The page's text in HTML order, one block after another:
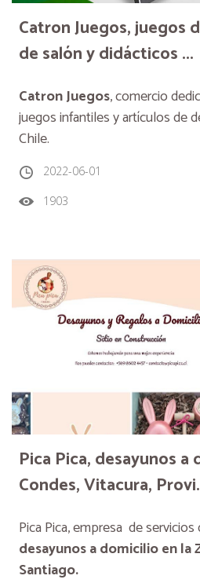
Catron Juegos, juegos
de salón y didácticos ...
Catron Juegos, comercio
juegos infantiles y artículos de
Chile.
2022-06-01
1903
Pica Pica, desayunos a
Condes, Vitacura,
Pica Pica, empresa de
desayunos a domicilio en la
Santiago.